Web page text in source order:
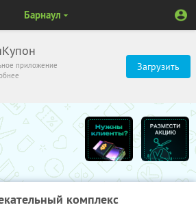
приложение
Загрузить
Барнаул
комплекс